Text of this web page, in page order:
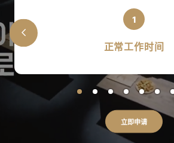
正常工作时间
立即申请